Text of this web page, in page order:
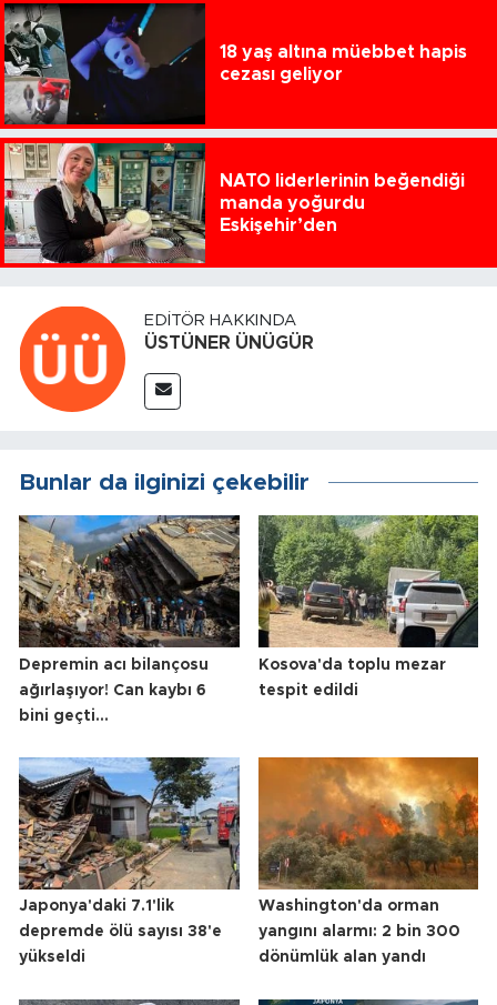
18 yaş altına müebbet hapis
cezası geliyor
NATO liderlerinin beğendiği
manda yoğurdu
Eskişehir’den
EDITÖR HAKKINDA
ÜSTÜNER ÜNÜGÜR
Bunlar da ilginizi çekebilir
Depremin acı bilançosu
ağırlaşıyor! Can kaybı 6
bini geçti...
Kosova'da toplu mezar
tespit edildi
Japonya'daki 7.1'lik
depremde ölü sayısı 38'e
yükseldi
Washington'da orman
yangını alarmı: 2 bin 300
dönümlük alan yandı